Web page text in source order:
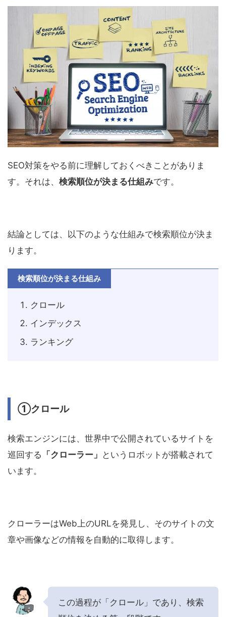
SEO対策をやる前に理解しておくべきことがありま
す。それは、 検索順位が決まる仕組みです。
結論としては、以下のような仕組みで検索順位が決ま
ります。
検索順位が決まる仕組み
クロール
インデックス
ランキング
①クロール
検索エンジンには、世界中で公開されているサイトを
巡回する 「クローラー」 というロボットが搭載されて
います。
クローラーはWeb上のURLを発見し、そのサイトの文
章や画像などの情報を自動的に取得します。
この過程が「クロール」であり、検索